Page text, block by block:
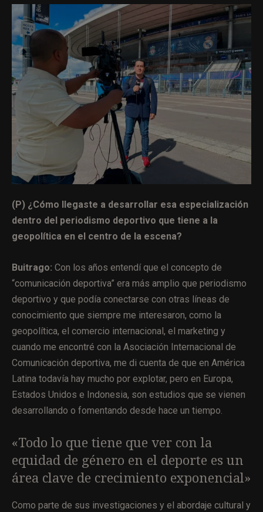
(P) ¿Cómo llegaste a desarrollar esa especialización
dentro del periodismo deportivo que tiene a la
geopolítica en el centro de la escena?
Buitrago: Con los años entendí que el concepto de
“comunicación deportiva” era más amplio que periodismo
deportivo y que podía conectarse con otras líneas de
conocimiento que siempre me interesaron, como la
geopolítica, el comercio internacional, el marketing y
cuando me encontré con la Asociación Internacional de
Comunicación deportiva, me di cuenta de que en América
Latina todavía hay mucho por explotar, pero en Europa,
Estados Unidos e Indonesia, son estudios que se vienen
desarrollando o fomentando desde hace un tiempo.
«Todo lo que tiene que ver con la
equidad de género en el deporte es un
área clave de crecimiento exponencial»
Como parte de sus investigaciones y el abordaje cultural y